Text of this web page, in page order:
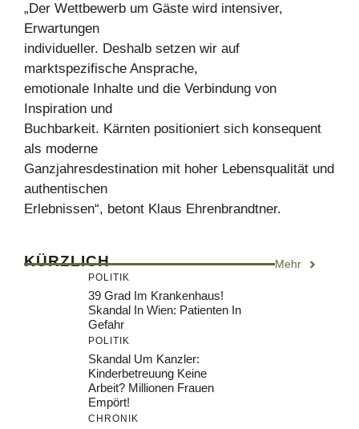
„Der Wettbewerb um Gäste wird intensiver,
Erwartungen
individueller. Deshalb setzen wir auf
marktspezifische Ansprache,
emotionale Inhalte und die Verbindung von
Inspiration und
Buchbarkeit. Kärnten positioniert sich konsequent
als moderne
Ganzjahresdestination mit hoher Lebensqualität und
authentischen
Erlebnissen“, betont Klaus Ehrenbrandtner.
KÜRZLICH Mehr
POLITIK
39 Grad Im Krankenhaus!
Skandal In Wien: Patienten In
Gefahr
POLITIK
Skandal Um Kanzler:
Kinderbetreuung Keine
Arbeit? Millionen Frauen
Empört!
CHRONIK